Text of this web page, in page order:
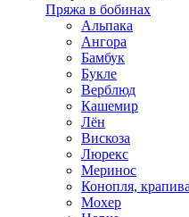
Пряжа в бобинах
Альпака
Ангора
Бамбук
Букле
Верблюд
Кашемир
Лён
Вискоза
Люрекс
Меринос
Конопля,
Мохер